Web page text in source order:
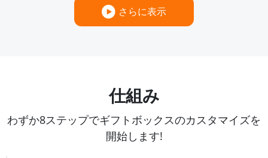
さらに表示
仕組み
わずか8ステップでギフトボックスのカスタマイズを
開始します!